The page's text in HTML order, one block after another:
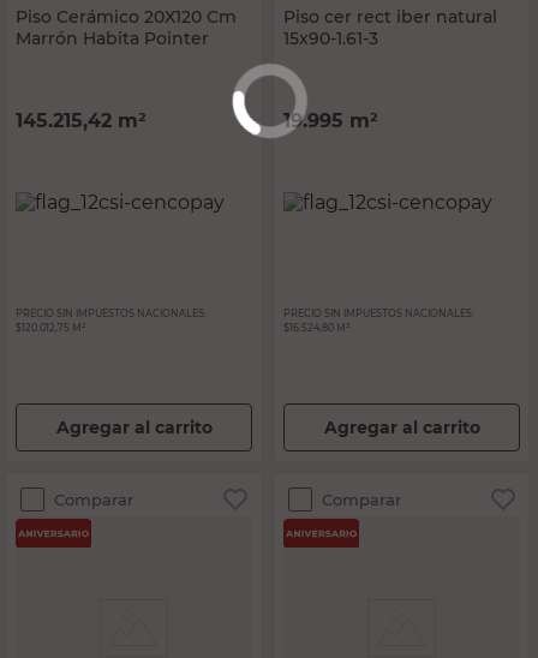
Piso Cerámico 20X120 Cm
Marrón Habita Pointer
145.215,42 m²
PRECIO SIN IMPUESTOS NACIONALES:
$120.012,75 M²
Agregar al carrito
Piso cer rect iber natural
15x90-1.61-3
19.995 m²
PRECIO SIN IMPUESTOS NACIONALES:
$16.524,80 M²
Agregar al carrito
Comparar Comparar